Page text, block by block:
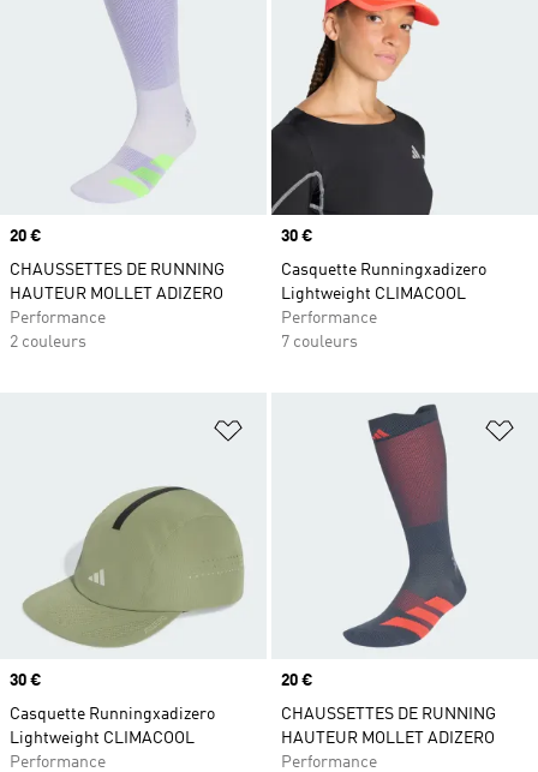
Prix
20 €
CHAUSSETTES DE RUNNING
HAUTEUR MOLLET ADIZERO
Performance
2 couleurs
Prix
30 €
Casquette Runningxadizero
Lightweight CLIMACOOL
Performance
7 couleurs
Ajouter à la Liste de produits
Prix
30 €
Casquette Runningxadizero
Lightweight CLIMACOOL
Performance
Prix
20 €
CHAUSSETTES DE RUNNING
HAUTEUR MOLLET ADIZERO
Performance